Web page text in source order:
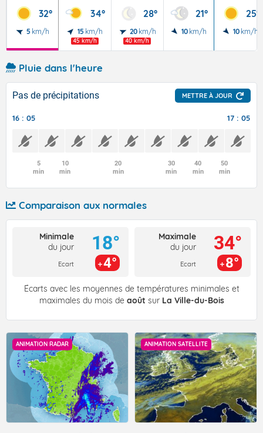
32°
5 km/h
34°
15 km/h
45 km/h
28°
20 km/h
40 km/h
21°
10 km/h
25°
10 km/h
Pluie dans l'heure
Pas de précipitations METTRE À JOUR
16 : 05 17 : 05
5
min
10
min
20
min
30
min
40
min
50
min
Comparaison aux normales
Minimale
du jour
Ecart
18°
4°
Maximale
du jour
Ecart
34°
8°
Écarts avec les moyennes de températures minimales et
maximales du mois de août sur La Ville-du-Bois
ANIMATION RADAR ANIMATION SATELLITE